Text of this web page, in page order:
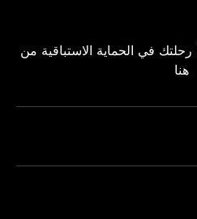
رحلتك في الحماية الاستباقية من
هنا